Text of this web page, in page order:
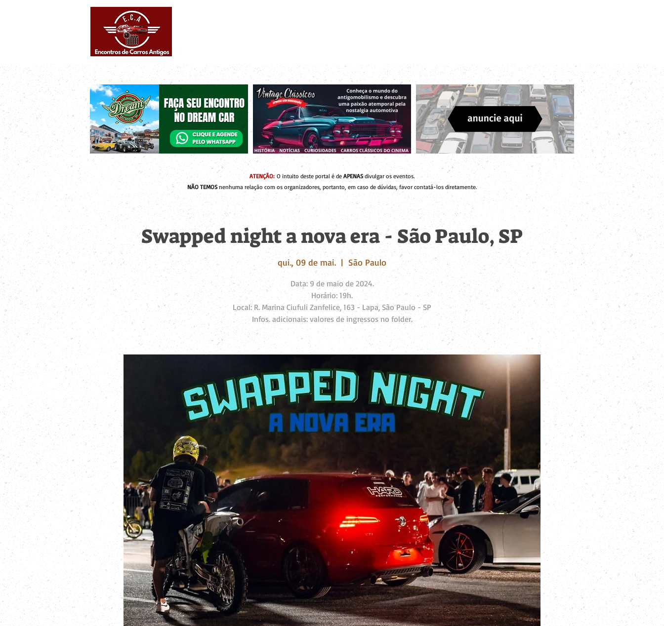
ATENÇÃO:O intuito deste portal é de APENASdivulgar os eventos.
NÃO TEMOSnenhuma relação com os organizadores, portanto, em caso de dúvidas, favor contatá-los diretamente.
Swapped night a nova era - São Paulo, SP
qui., 09 de mai.
  |
São Paulo
Data: 9 de maio de 2024.
Horário: 19h.
Local: R. Marina Ciufuli Zanfelice, 163 - Lapa, São Paulo - SP
Infos. adicionais: valores de ingressos no folder.